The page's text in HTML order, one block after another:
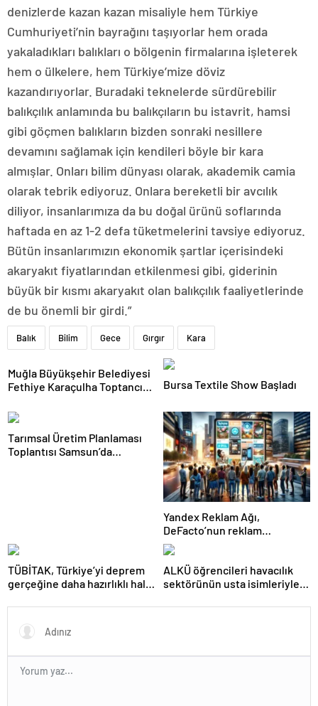
denizlerde kazan kazan misaliyle hem Türkiye
Cumhuriyeti’nin bayrağını taşıyorlar hem orada
yakaladıkları balıkları o bölgenin firmalarına işleterek
hem o ülkelere, hem Türkiye’mize döviz
kazandırıyorlar. Buradaki teknelerde sürdürebilir
balıkçılık anlamında bu balıkçıların bu istavrit, hamsi
gibi göçmen balıkların bizden sonraki nesillere
devamını sağlamak için kendileri böyle bir kara
almışlar. Onları bilim dünyası olarak, akademik camia
olarak tebrik ediyoruz. Onlara bereketli bir avcılık
diliyor, insanlarımıza da bu doğal ürünü soflarında
haftada en az 1-2 defa tüketmelerini tavsiye ediyoruz.
Bütün insanlarımızın ekonomik şartlar içerisindeki
akaryakıt fiyatlarından etkilenmesi gibi, giderinin
büyük bir kısmı akaryakıt olan balıkçılık faaliyetlerinde
de bu önemli bir girdi.”
Balık Bilim Gece Gırgır Kara
Muğla Büyükşehir Belediyesi
Fethiye Karaçulha Toptancı
ve Üretim Tesisi Açtı
Bursa Textile Show Başladı
Tarımsal Üretim Planlaması
Toplantısı Samsun’da
Yandex Reklam Ağı,
DeFacto’nun reklam
başarısında kritik bir rol
oynadı
TÜBİTAK, Türkiye’yi deprem
gerçeğine daha hazırlıklı hale
ALKÜ öğrencileri havacılık
sektörünün usta isimleriyle